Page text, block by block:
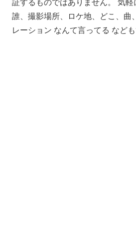
証するものではありません。 気
誰、撮影場所、ロケ地、どこ、曲
レーション なんて言ってる など